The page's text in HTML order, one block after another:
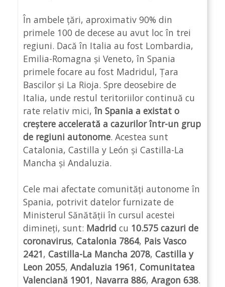
În ambele țări, aproximativ 90% din
primele 100 de decese au avut loc în trei
regiuni. Dacă în Italia au fost Lombardia,
Emilia-Romagna și Veneto, în Spania
primele focare au fost Madridul, Țara
Bascilor și La Rioja. Spre deosebire de
Italia, unde restul teritoriilor continuă cu
rate relativ mici,în Spania a existat o
creștere accelerată a cazurilor într-un grup
de regiuni autonome. Acestea sunt
Catalonia, Castilla y León și Castilla-La
Mancha și Andaluzia.
Cele mai afectate comunități autonome în
Spania, potrivit datelor furnizate de
Ministerul Sănătății în cursul acestei
dimineți, sunt: Madrid cu 10.575 cazuri de
coronavirus, Catalonia 7864, Pais Vasco
2421, Castilla-La Mancha 2078, Castilla y
Leon 2055, Andaluzia 1961, Comunitatea
Valenciană 1901, Navarra 886, Aragon 638.